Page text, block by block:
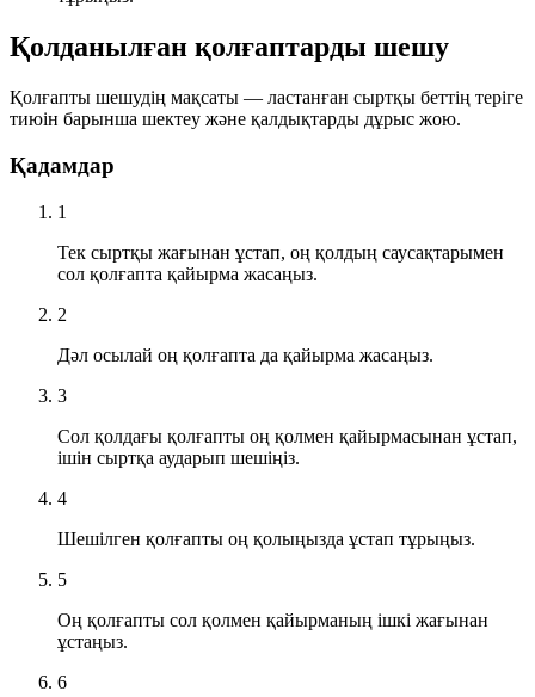
Қолданылған қолғаптарды шешу
Қолғапты шешудің мақсаты — ластанған сыртқы беттің теріге
тиюін барынша шектеу және қалдықтарды дұрыс жою.
Қадамдар
1
Тек сыртқы жағынан ұстап, оң қолдың саусақтарымен
сол қолғапта қайырма жасаңыз.
2
Дәл осылай оң қолғапта да қайырма жасаңыз.
3
Сол қолдағы қолғапты оң қолмен қайырмасынан ұстап,
ішін сыртқа аударып шешіңіз.
4
Шешілген қолғапты оң қолыңызда ұстап тұрыңыз.
5
Оң қолғапты сол қолмен қайырманың ішкі жағынан
ұстаңыз.
6